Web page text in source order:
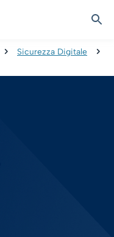
Sicurezza Digitale